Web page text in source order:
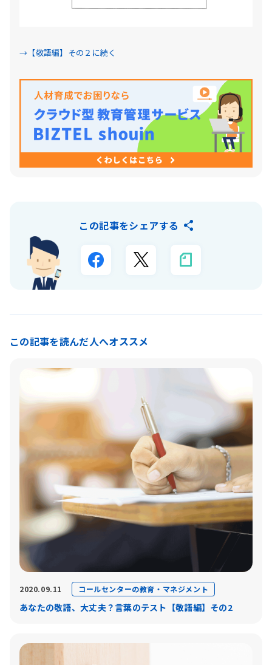
→【敬語編】その２に続く
この記事をシェアする
この記事を読んだ人へオススメ
2020.09.11 コールセンターの教育・マネジメント
あなたの敬語、大丈夫？言葉のテスト【敬語編】その2